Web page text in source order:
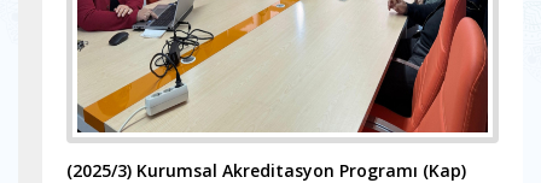
(2025/3) Kurumsal Akreditasyon Programı (Kap)